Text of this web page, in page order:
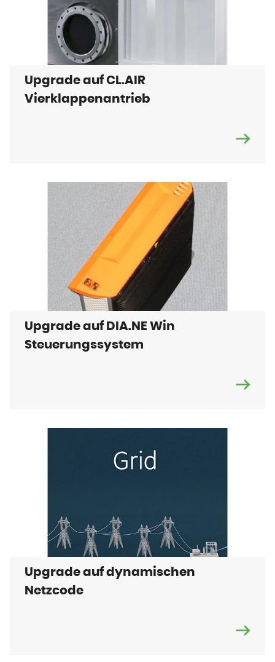
Upgrade auf CL.AIR
Vierklappenantrieb
Upgrade auf DIA.NE Win
Steuerungssystem
Upgrade auf dynamischen
Netzcode